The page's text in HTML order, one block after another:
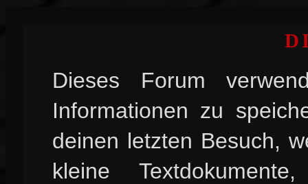
Dieses Forum
Informationen zu
deinen letzten Besuch,
kleine